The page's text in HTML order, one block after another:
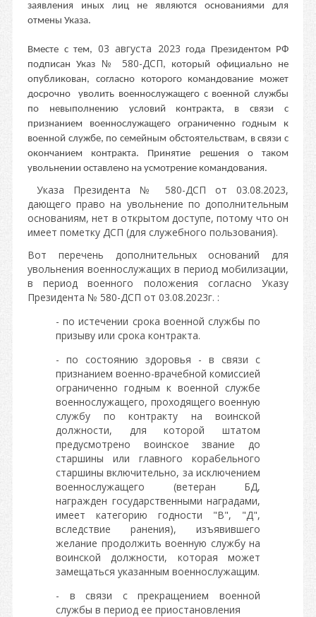
заявления иных лиц не являются основаниями для
отмены Указа.
Вместе с тем, 03 августа 2023 года Президентом РФ
подписан Указ № 580-ДСП, который официально не
опубликован, согласно которого командование может
досрочно уволить военнослужащего с военной службы
по невыполнению условий контракта, в связи с
признанием военнослужащего ограниченно годным к
военной службе, по семейным обстоятельствам, в связи с
окончанием контракта. Принятие решения о таком
увольнении оставлено на усмотрение командования.
Указа Президента № 580-ДСП от 03.08.2023,
дающего право на увольнение по дополнительным
основаниям, нет в открытом доступе, потому что он
имеет пометку ДСП (для служебного пользования).
Вот перечень дополнительных оснований для
увольнения военнослужащих в период мобилизации,
в период военного положения согласно Указу
Президента № 580-ДСП от 03.08.2023г. :
- по истечении срока военной службы по
призыву или срока контракта.
- по состоянию здоровья - в связи с
признанием военно-врачебной комиссией
ограниченно годным к военной службе
военнослужащего, проходящего военную
службу по контракту на воинской
должности, для которой штатом
предусмотрено воинское звание до
старшины или главного корабельного
старшины включительно, за исключением
военнослужащего (ветеран БД,
награжден государственными наградами,
имеет категорию годности "В", "Д",
вследствие ранения), изъявившего
желание продолжить военную службу на
воинской должности, которая может
замещаться указанным военнослужащим.
- в связи с прекращением военной
службы в период ее приостановления